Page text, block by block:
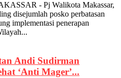
- Pj Walikota Makassar,
disejumlah posko perbatasan
implementasi penerapan
Andi Sudirman
‘Anti Mager’...